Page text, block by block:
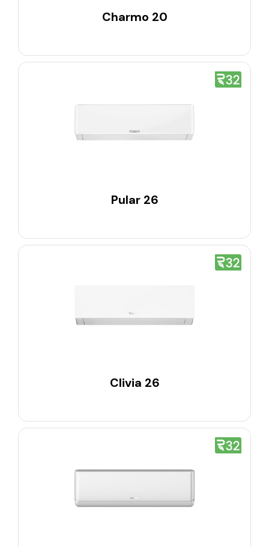
Charmo 20
Pular 26
Clivia 26